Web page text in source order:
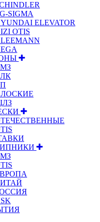
SIGMA
ELEVATOR
OTIS